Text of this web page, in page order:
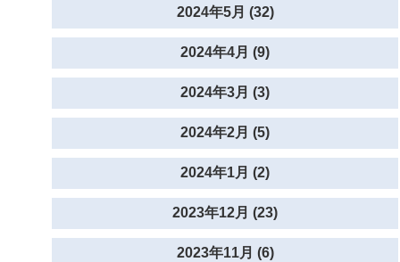
2024年5月 (32)
2024年4月 (9)
2024年3月 (3)
2024年2月 (5)
2024年1月 (2)
2023年12月 (23)
2023年11月 (6)